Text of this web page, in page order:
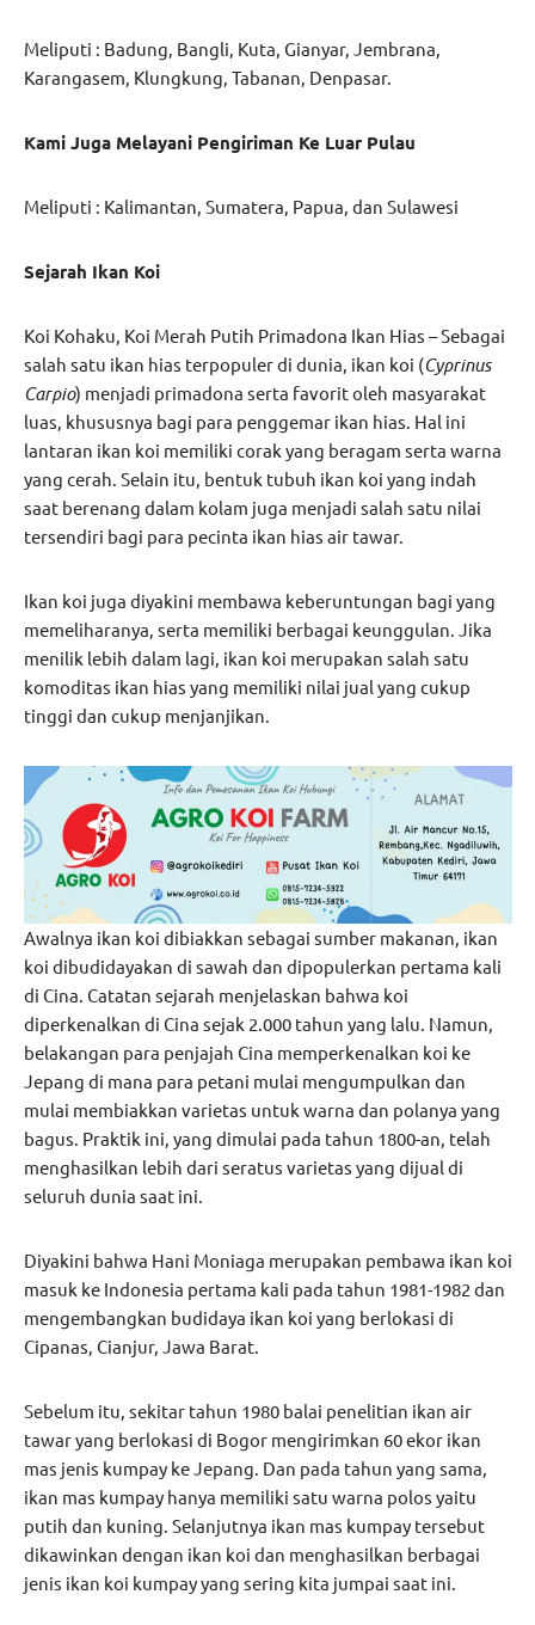
Meliputi : Badung, Bangli, Kuta, Gianyar, Jembrana,
Karangasem, Klungkung, Tabanan, Denpasar.
Kami Juga Melayani Pengiriman Ke Luar Pulau
Meliputi : Kalimantan, Sumatera, Papua, dan Sulawesi
Sejarah Ikan Koi
Koi Kohaku, Koi Merah Putih Primadona Ikan Hias – Sebagai
salah satu ikan hias terpopuler di dunia, ikan koi (Cyprinus
Carpio) menjadi primadona serta favorit oleh masyarakat
luas, khususnya bagi para penggemar ikan hias. Hal ini
lantaran ikan koi memiliki corak yang beragam serta warna
yang cerah. Selain itu, bentuk tubuh ikan koi yang indah
saat berenang dalam kolam juga menjadi salah satu nilai
tersendiri bagi para pecinta ikan hias air tawar.
Ikan koi juga diyakini membawa keberuntungan bagi yang
memeliharanya, serta memiliki berbagai keunggulan. Jika
menilik lebih dalam lagi, ikan koi merupakan salah satu
komoditas ikan hias yang memiliki nilai jual yang cukup
tinggi dan cukup menjanjikan.
Awalnya ikan koi dibiakkan sebagai sumber makanan, ikan
koi dibudidayakan di sawah dan dipopulerkan pertama kali
di Cina. Catatan sejarah menjelaskan bahwa koi
diperkenalkan di Cina sejak 2.000 tahun yang lalu. Namun,
belakangan para penjajah Cina memperkenalkan koi ke
Jepang di mana para petani mulai mengumpulkan dan
mulai membiakkan varietas untuk warna dan polanya yang
bagus. Praktik ini, yang dimulai pada tahun 1800-an, telah
menghasilkan lebih dari seratus varietas yang dijual di
seluruh dunia saat ini.
Diyakini bahwa Hani Moniaga merupakan pembawa ikan koi
masuk ke Indonesia pertama kali pada tahun 1981-1982 dan
mengembangkan budidaya ikan koi yang berlokasi di
Cipanas, Cianjur, Jawa Barat.
Sebelum itu, sekitar tahun 1980 balai penelitian ikan air
tawar yang berlokasi di Bogor mengirimkan 60 ekor ikan
mas jenis kumpay ke Jepang. Dan pada tahun yang sama,
ikan mas kumpay hanya memiliki satu warna polos yaitu
putih dan kuning. Selanjutnya ikan mas kumpay tersebut
dikawinkan dengan ikan koi dan menghasilkan berbagai
jenis ikan koi kumpay yang sering kita jumpai saat ini.